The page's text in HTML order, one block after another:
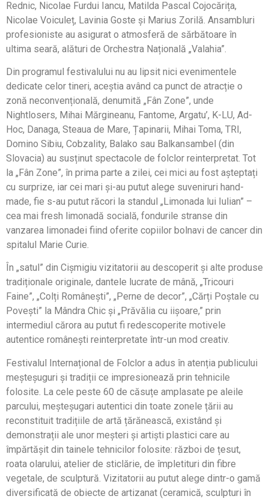
Rednic, Nicolae Furdui Iancu, Matilda Pascal Cojocărița,
Nicolae Voiculeț, Lavinia Goste și Marius Zorilă. Ansambluri
profesioniste au asigurat o atmosferă de sărbătoare în
ultima seară, alături de Orchestra Națională „Valahia”.
Din programul festivalului nu au lipsit nici evenimentele
dedicate celor tineri, aceștia având ca punct de atracție o
zonă neconvențională, denumită „Fân Zone”, unde
Nightlosers, Mihai Mărgineanu, Fantome, Argatu’, K-LU, Ad-
Hoc, Danaga, Steaua de Mare, Țapinarii, Mihai Toma, TRI,
Domino Sibiu, Cobzality, Balako sau Balkansambel (din
Slovacia) au susținut spectacole de folclor reinterpretat. Tot
la „Fân Zone”, în prima parte a zilei, cei mici au fost așteptați
cu surprize, iar cei mari și-au putut alege suveniruri hand-
made, fie s-au putut răcori la standul „Limonada lui Iulian” –
cea mai fresh limonadă socială, fondurile stranse din
vanzarea limonadei fiind oferite copiilor bolnavi de cancer din
spitalul Marie Curie.
În „satul” din Cișmigiu vizitatorii au descoperit și alte produse
tradiționale originale, dantele lucrate de mână, „Tricouri
Faine”, „Colți Românești”, „Perne de decor”, „Cărți Poștale cu
Povești” la Mândra Chic și „Prăvălia cu iișoare,” prin
intermediul cărora au putut fi redescoperite motivele
autentice românești reinterpretate într-un mod creativ.
Festivalul Internațional de Folclor a adus în atenția publicului
meșteșuguri și tradiții ce impresionează prin tehnicile
folosite. La cele peste 60 de căsuțe amplasate pe aleile
parcului, meșteșugari autentici din toate zonele țării au
reconstituit tradițiile de artă țărănească, existând și
demonstrații ale unor meșteri și artiști plastici care au
împărtășit din tainele tehnicilor folosite: război de țesut,
roata olarului, atelier de sticlărie, de împletituri din fibre
vegetale, de sculptură. Vizitatorii au putut alege dintr-o gamă
diversificată de obiecte de artizanat (ceramică, sculpturi în